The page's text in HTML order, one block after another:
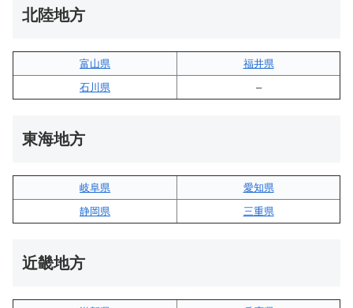
北陸地方
富山県
福井県
石川県
–
東海地方
岐阜県
愛知県
静岡県
三重県
近畿地方